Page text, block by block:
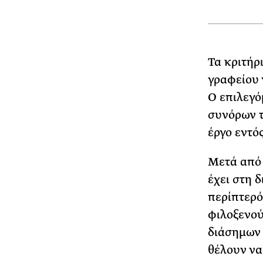
Τα
Ο
συνόρων
έργο
Μετά από
έχει στη
θέλουν